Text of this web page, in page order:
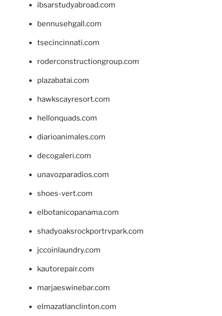
ibsarstudyabroad.com
bennusehgall.com
tsecincinnati.com
roderconstructiongroup.com
plazabatai.com
hawkscayresort.com
hellonquads.com
diarioanimales.com
decogaleri.com
unavozparadios.com
shoes-vert.com
elbotanicopanama.com
shadyoaksrockportrvpark.com
jccoinlaundry.com
kautorepair.com
marjaeswinebar.com
elmazatlanclinton.com